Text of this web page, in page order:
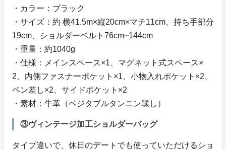
・カラー：ブラック
・サイズ：約 横41.5m×縦20cm×マチ11cm、持ち手部分
19cm、ショルダーベルト76cm~144cm
・重量：約1040g
・仕様：メインスペース×1、マグネット式スペース×
2、内側ファスナーポケット×1、小物入れポケット×2、
ペン差し×2、サイドポケット×2
・素材：牛革（ベジタブルタンニン鞣し）
③ヴィンテージ加工ショルダーバッグ
タイプ違いで、休日のデートでも使っていただけるショ